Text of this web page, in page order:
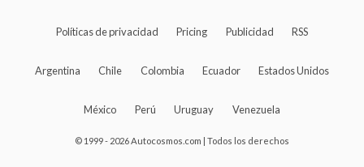
Políticas de privacidad Pricing Publicidad RSS
Argentina Chile Colombia Ecuador Estados Unidos
México Perú Uruguay Venezuela
© 1999 - 2026 Autocosmos.com | Todos los derechos